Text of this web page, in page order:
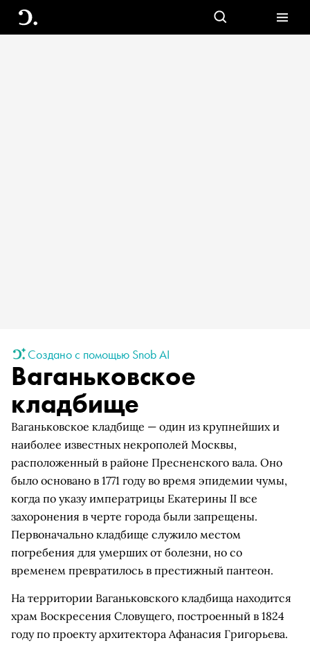
Создано с помощью Snob AI
Ваганьковское
кладбище
Ваганьковское кладбище — один из крупнейших и
наиболее известных некрополей Москвы,
расположенный в районе Пресненского вала. Оно
было основано в 1771 году во время эпидемии чумы,
когда по указу императрицы Екатерины II все
захоронения в черте города были запрещены.
Первоначально кладбище служило местом
погребения для умерших от болезни, но со
временем превратилось в престижный пантеон.
На территории Ваганьковского кладбища находится
храм Воскресения Словущего, построенный в 1824
году по проекту архитектора Афанасия Григорьева.